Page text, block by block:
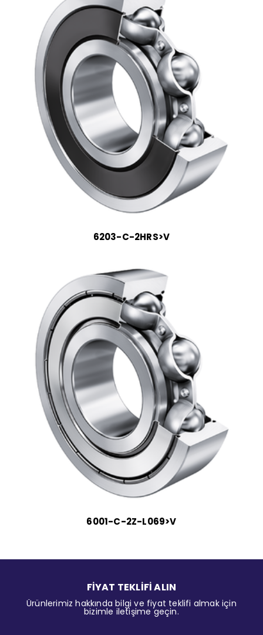
6203-C-2HRS>V
6001-C-2Z-L069>V
FİYAT TEKLİFİ ALIN
Ürünlerimiz hakkında bilgi ve fiyat teklifi almak için
bizimle iletişime geçin.